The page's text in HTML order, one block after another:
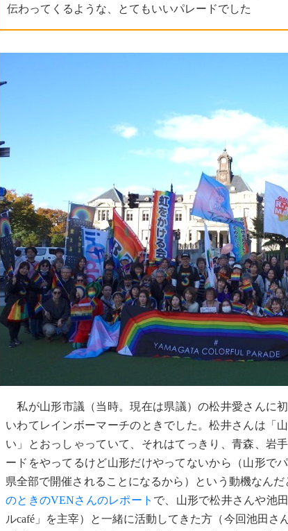
伝わってくるような、とてもいいパレードでした
私が山形市議（当時。現在は県議）の松井愛さんに
いわてレインボーマーチのときでした。松井さんは「
い」とおっしゃっていて、それはてっきり、青森、岩
ードをやってるけど山形だけやってないから（山形で
県全部で開催されることになるから）という動機なんだ
のときのVENさんのレポート で、山形で松井さんや池
ルcafé」を主宰）と一緒に活動してきた方（今回池田さ